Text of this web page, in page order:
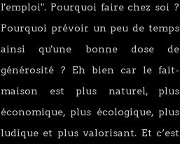
l'emploi". Pourquoi faire chez soi ?
Pourquoi prévoir un peu de temps
ainsi qu'une bonne dose de
générosité ? Eh bien car le fait-
maison est plus naturel, plus
économique, plus écologique, plus
ludique et plus valorisant. Et c’est